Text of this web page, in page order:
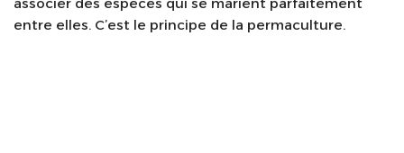
entre elles. C’est le principe de la permaculture.